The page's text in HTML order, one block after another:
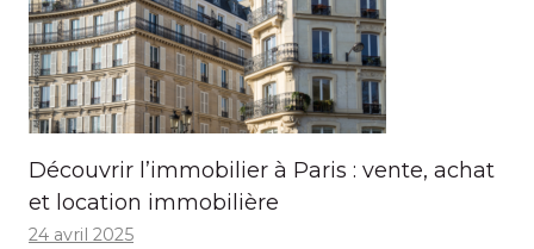
Découvrir l’immobilier à Paris : vente, achat
et location immobilière
24 avril 2025